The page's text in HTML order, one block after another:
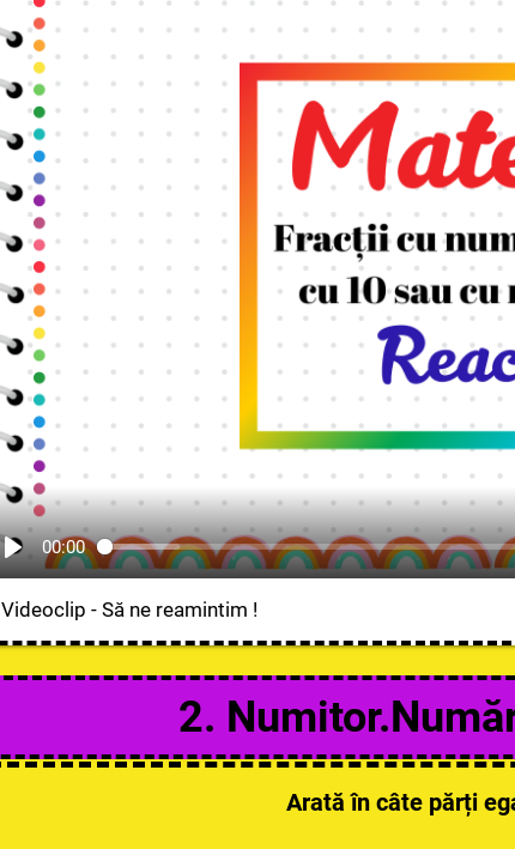
00:00
Videoclip - Să ne reamintim !
2.
Arată în câte părți